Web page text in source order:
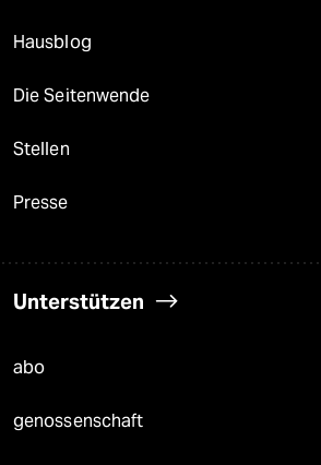
Hausblog
Die Seitenwende
Stellen
Presse
Unterstützen
abo
genossenschaft